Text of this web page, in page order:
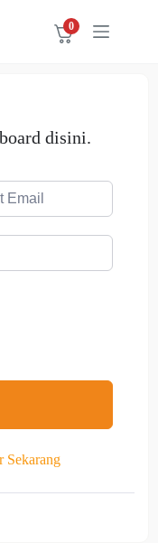
0
disini.
Sekarang